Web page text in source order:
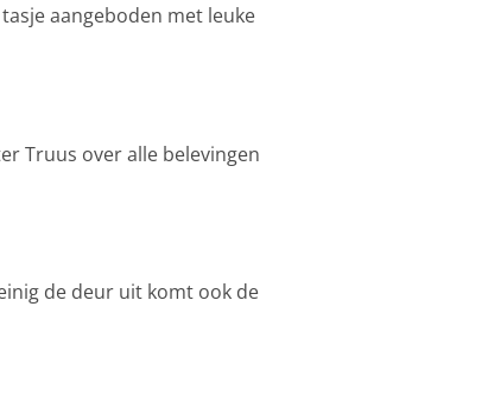
aangeboden met leuke
Truus over alle belevingen
de deur uit komt ook de